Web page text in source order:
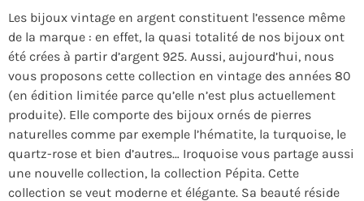
Les bijoux vintage en argent constituent l’essence même
de la marque : en effet, la quasi totalité de nos bijoux ont
été crées à partir d’argent 925. Aussi, aujourd’hui, nous
vous proposons cette collection en vintage des années 80
(en édition limitée parce qu’elle n’est plus actuellement
produite). Elle comporte des bijoux ornés de pierres
naturelles comme par exemple l’hématite, la turquoise, le
quartz-rose et bien d’autres… Iroquoise vous partage aussi
une nouvelle collection, la collection Pépita. Cette
collection se veut moderne et élégante. Sa beauté réside